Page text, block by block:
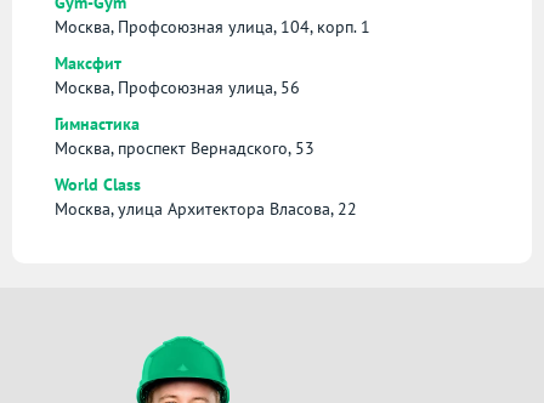
Москва, Профсоюзная улица, 104, корп. 1
Максфит
Москва, Профсоюзная улица, 56
Гимнастика
Москва, проспект Вернадского, 53
World Class
Москва, улица Архитектора Власова, 22